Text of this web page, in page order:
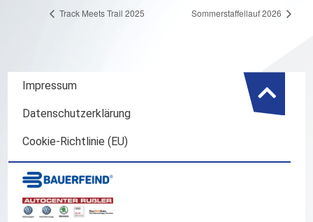
Track Meets Trail 2025 Sommerstaffellauf 2026
Impressum
Datenschutzerklärung
Cookie-Richtlinie (EU)